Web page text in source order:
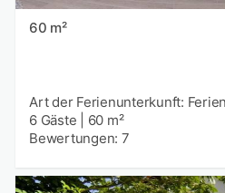
60 m²
Art der Ferienunterkunft:
6 Gäste
60 m²
Bewertungen: 7